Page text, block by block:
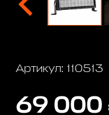
Артикул: 110513
69 000